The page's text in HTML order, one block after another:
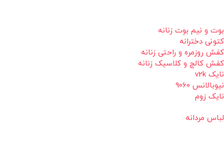
بوت و نیم بوت زنانه
کتونی دخترانه
کفش روزمره و راحتی زنانه
کفش کالج و کلاسیک زنانه
نایک v2k
نیوبالانس 9060
نایک زوم
لباس مردانه